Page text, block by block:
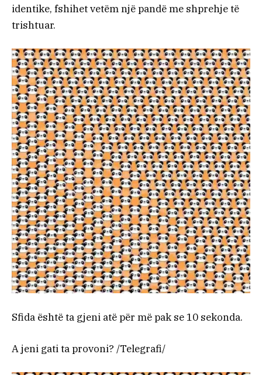
identike, fshihet vetëm një pandë me shprehje të
trishtuar.
Sfida është ta gjeni atë për më pak se 10 sekonda.
A jeni gati ta provoni? /Telegrafi/